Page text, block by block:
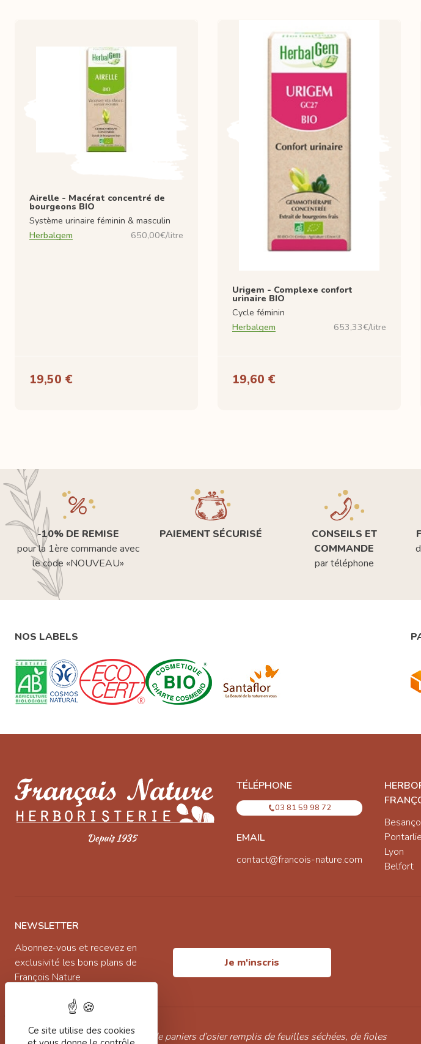
Airelle - Macérat concentré de
bourgeons BIO
Système urinaire féminin & masculin
Herbalgem
650,00€/litre
19,50 €
Urigem - Complexe confort
urinaire BIO
Cycle féminin
Herbalgem
653,33€/litre
19,60 €
-10% DE REMISE
pour la 1ère commande avec
le code «NOUVEAU»
PAIEMENT SÉCURISÉ
CONSEILS ET
COMMANDE
par téléphone
NOS LABELS
TÉLÉPHONE
03 81 59 98 72
EMAIL
contact@francois-nature.com
Lyon
Belfort
NEWSLETTER
Abonnez-vous et recevez en
exclusivité les bons plans de
François Nature
Je m'inscris
“ Pleine de bonbonnes de verre, de paniers d’osier remplis de feuilles séchées, de fioles
Ce site utilise des cookies